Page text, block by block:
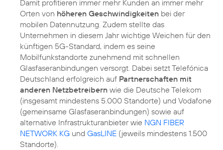
Damit profitieren immer mehr Kunden an immer mehr
Orten von höheren Geschwindigkeiten bei der
mobilen Datennutzung. Zudem stellte das
Unternehmen in diesem Jahr wichtige Weichen für den
künftigen 5G-Standard, indem es seine
Mobilfunkstandorte zunehmend mit schnellen
Glasfaseranbindungen versorgt. Dabei setzt Telefónica
Deutschland erfolgreich auf Partnerschaften mit
anderen Netzbetreibern wie die Deutsche Telekom
(insgesamt mindestens 5.000 Standorte) und Vodafone
(gemeinsame Glasfaseranbindungen) sowie auf
alternative Infrastrukturanbieter wie NGN FIBER
NETWORK KG und GasLINE (jeweils mindestens 1.500
Standorte).